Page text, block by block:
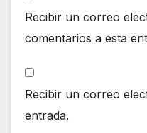
Recibir un correo
comentarios a esta
Recibir un correo
entrada.